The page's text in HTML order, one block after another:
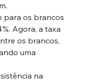
para os brancos
Agora, a taxa
os brancos,
uma
na